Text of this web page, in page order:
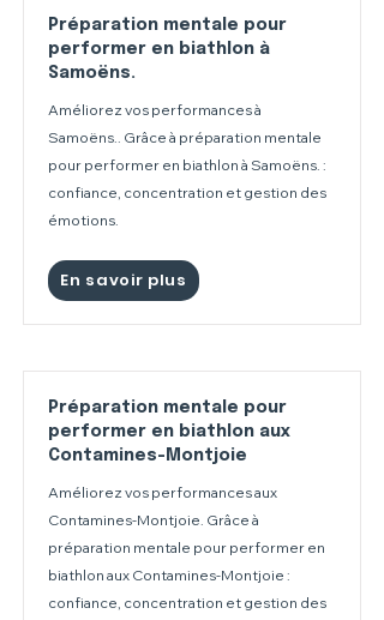
Préparation mentale pour
performer en biathlon à
Samoëns.
Améliorez vos performances à
Samoëns.. Grâce à préparation mentale
pour performer en biathlon à Samoëns. :
confiance, concentration et gestion des
émotions.
En savoir plus
Préparation mentale pour
performer en biathlon aux
Contamines-Montjoie
Améliorez vos performances aux
Contamines-Montjoie. Grâce à
préparation mentale pour performer en
biathlon aux Contamines-Montjoie :
confiance, concentration et gestion des